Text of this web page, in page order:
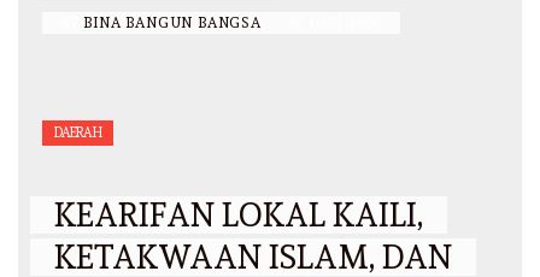
BINA BANGUN BANGSA
DAERAH
KEARIFAN LOKAL KAILI,
KETAKWAAN ISLAM, DAN